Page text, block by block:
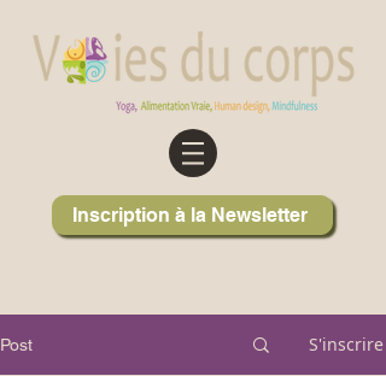
Inscription à la Newsletter
Post S'inscrire